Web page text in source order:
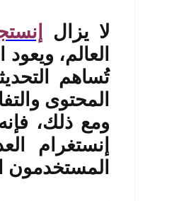
لا يزال
العالم،
تُساهم
المحتوى
ومع ذلك،
إنستغرام
المستخدمون